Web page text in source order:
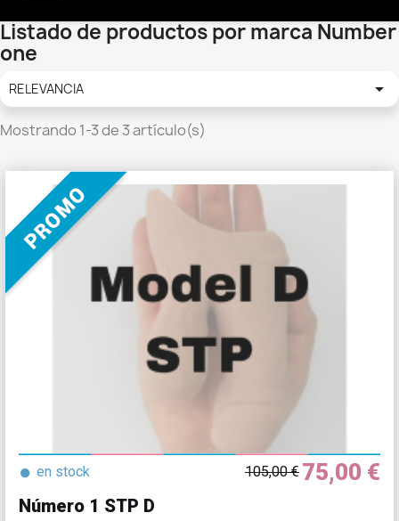
Listado de productos por marca Number
one
RELEVANCIA 
Mostrando 1-3 de 3 artículo(s)
● en stock 105,00 € 75,00 €
Número 1 STP D